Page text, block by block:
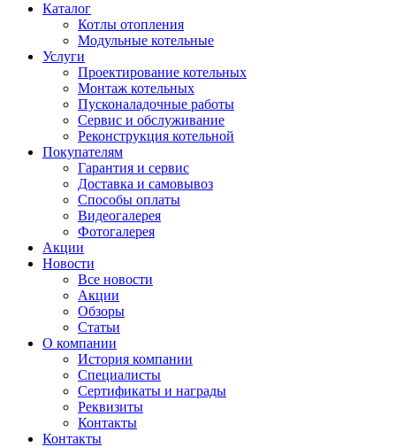
Каталог
Котлы отопления
Модульные котельные
Услуги
Проектирование котельных
Монтаж котельных
Пусконаладочные работы
Сервис и обслуживание
Реконструкция котельной
Покупателям
Гарантия и сервис
Доставка и самовывоз
Способы оплаты
Видеогалерея
Фотогалерея
Акции
Новости
Все новости
Акции
Обзоры
Статьи
О компании
История компании
Специалисты
Сертификаты и награды
Реквизиты
Контакты
Контакты